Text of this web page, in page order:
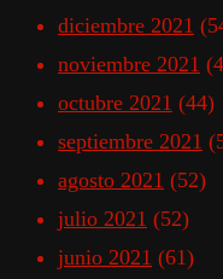
diciembre 2021
noviembre 2021
octubre 2021 (44)
septiembre 2021
agosto 2021 (52)
julio 2021 (52)
junio 2021 (61)